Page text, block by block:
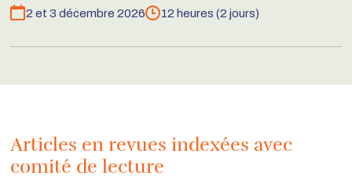
Dates2 et 3 décembre 2026Durée12 heures (2 jours)
Articles en revues indexées avec
comité de lecture